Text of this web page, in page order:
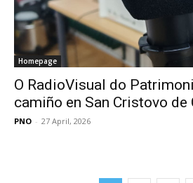
Homepage
O RadioVisual do
camiño en San Cristovo de
PNO - 27 April, 2026